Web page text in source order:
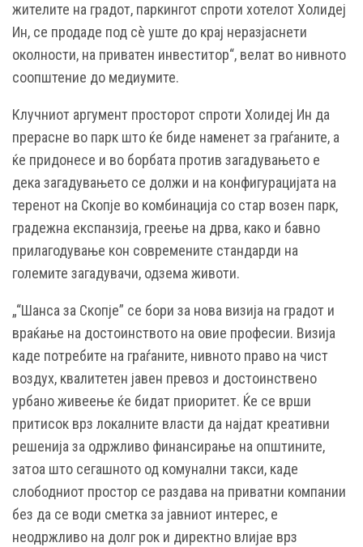
жителите на градот, паркингот спроти хотелот Холидеј
Ин, се продаде под сè уште до крај неразјаснети
околности, на приватен инвеститор“, велат во нивното
соопштение до медиумите.
Клучниот аргумент просторот спроти Холидеј Ин да
прерасне во парк што ќе биде наменет за граѓаните, а
ќе придонесе и во борбата против загадувањето е
дека загадувањето се должи и на конфигурацијата на
теренот на Скопје во комбинација со стар возен парк,
градежна експанзија, греење на дрва, како и бавно
прилагодување кон современите стандарди на
големите загадувачи, одзема животи.
„“Шанса за Скопје” се бори за нова визија на градот и
враќање на достоинството на овие професии. Визија
каде потребите на граѓаните, нивното право на чист
воздух, квалитетен јавен превоз и достоинствено
урбано живеење ќе бидат приоритет. Ќе се врши
притисок врз локалните власти да најдат креативни
решенија за одржливо финансирање на општините,
затоа што сегашното од комунални такси, каде
слободниот простор се раздава на приватни компании
без да се води сметка за јавниот интерес, е
неодржливо на долг рок и директно влијае врз